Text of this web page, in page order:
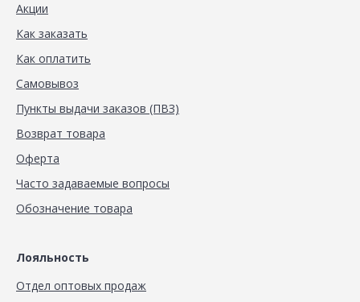
Акции
Как заказать
Как оплатить
Самовывоз
Пункты выдачи заказов (ПВЗ)
Возврат товара
Оферта
Часто задаваемые вопросы
Обозначение товара
Лояльность
Отдел оптовых продаж